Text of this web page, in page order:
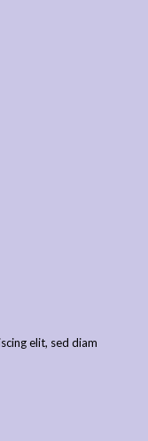
elit, sed diam